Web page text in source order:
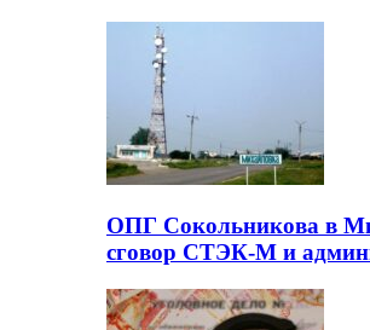
ОПГ Сокольникова в
сговор СТЭК-М и